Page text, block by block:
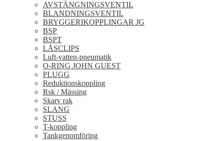
AVSTÄNGNINGSVENTIL
BLANDNINGSVENTIL
BRYGGERIKOPPLINGAR JG
BSP
BSPT
LÅSCLIPS
Luft-vatten-pneumatik
O-RING JOHN GUEST
PLUGG
Reduktionskoppling
Rsk / Mässing
Skarv rak
SLANG
STUSS
T-koppling
Tankgenomföring